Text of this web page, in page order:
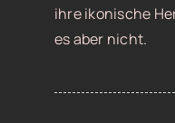
ihre ikonische
es aber nicht.